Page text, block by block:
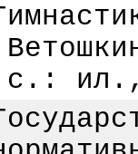
с.: